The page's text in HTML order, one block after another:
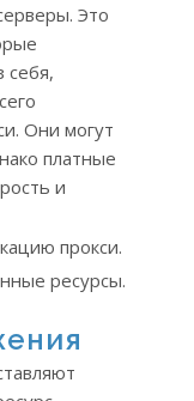
Это
себя,
Они могут
платные
и
прокси.
ресурсы.